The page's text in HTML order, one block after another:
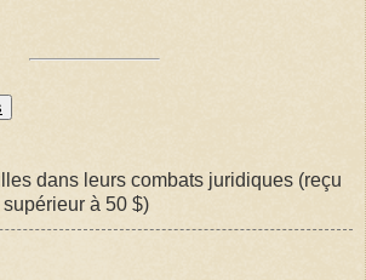
dans leurs combats juridiques (reçu
à 50 $)